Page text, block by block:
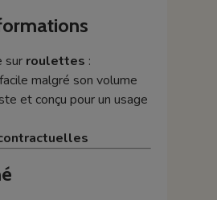
sur roulettes :
malgré son volume
et conçu pour un usage